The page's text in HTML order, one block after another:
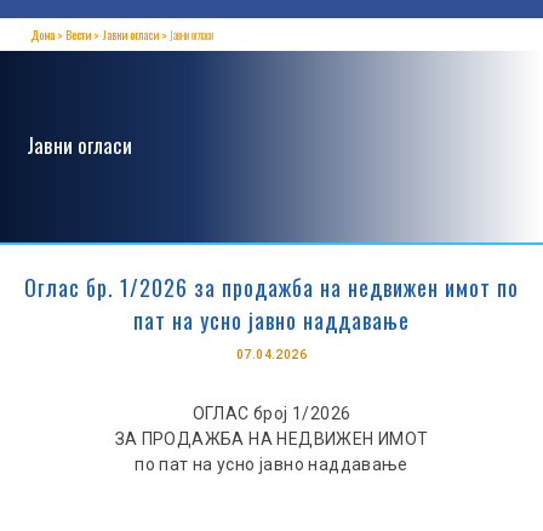
Дома Вести Јавни огласи Јавни огласи
Јавни огласи
Оглас бр. 1/2026 за продажба на недвижен имот по
пат на усно јавно наддавање
07.04.2026
ОГЛАС број 1/2026
ЗА ПРОДАЖБА НА НЕДВИЖЕН ИМОТ
по пат на усно јавно наддавање